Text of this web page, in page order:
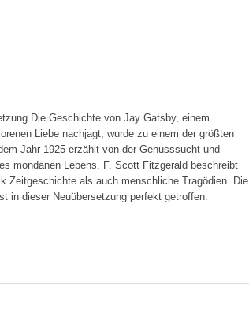
Die Geschichte von Jay Gatsby, einem
Liebe nachjagt, wurde zu einem der größten
Jahr 1925 erzählt von der Genusssucht und
mondänen Lebens. F. Scott Fitzgerald beschreibt
Zeitgeschichte als auch menschliche Tragödien. Die
in dieser Neuübersetzung perfekt getroffen.